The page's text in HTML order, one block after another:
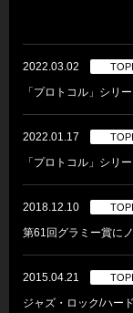
2022.03.02
「プロトコル」シリ
2022.01.17
「プロトコル」シリ
2018.12.10
第61回グラミー賞に
2015.04.21
ジャズ・ロック/ハー